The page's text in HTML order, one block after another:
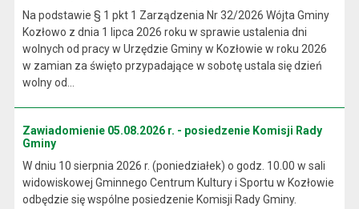
Na podstawie § 1 pkt 1 Zarządzenia Nr 32/2026 Wójta Gminy
Kozłowo z dnia 1 lipca 2026 roku w sprawie ustalenia dni
wolnych od pracy w Urzędzie Gminy w Kozłowie w roku 2026
w zamian za święto przypadające w sobotę ustala się dzień
wolny od...
Zawiadomienie 05.08.2026 r. - posiedzenie Komisji Rady
Gminy
W dniu 10 sierpnia 2026 r. (poniedziałek) o godz. 10.00 w sali
widowiskowej Gminnego Centrum Kultury i Sportu w Kozłowie
odbędzie się wspólne posiedzenie Komisji Rady Gminy.